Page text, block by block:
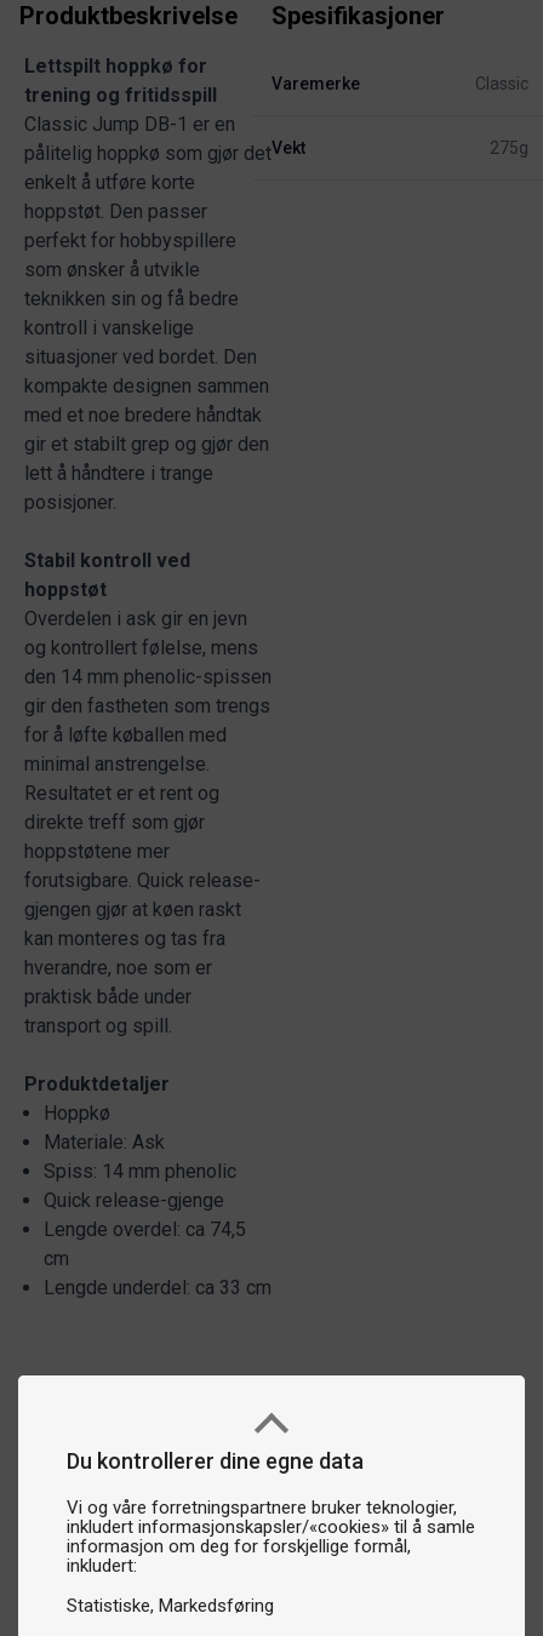
Du kontrollerer dine egne data
Vi og våre forretningspartnere bruker teknologier,
inkludert informasjonskapsler/«cookies» til å samle
informasjon om deg for forskjellige formål,
inkludert:
Statistiske Markedsføring
Produktbeskrivelse
Lettspilt hoppkø for
trening og fritidsspill
Classic Jump DB-1 er en
pålitelig hoppkø som gjør det
enkelt å utføre korte
hoppstøt. Den passer
perfekt for hobbyspillere
som ønsker å utvikle
teknikken sin og få bedre
kontroll i vanskelige
situasjoner ved bordet. Den
kompakte designen sammen
med et noe bredere håndtak
gir et stabilt grep og gjør den
lett å håndtere i trange
posisjoner.
Stabil kontroll ved
hoppstøt
Overdelen i ask gir en jevn
og kontrollert følelse, mens
den 14 mm phenolic-spissen
gir den fastheten som trengs
for å løfte køballen med
minimal anstrengelse.
Resultatet er et rent og
direkte treff som gjør
hoppstøtene mer
forutsigbare. Quick release-
gjengen gjør at køen raskt
kan monteres og tas fra
hverandre, noe som er
praktisk både under
transport og spill.
Produktdetaljer
Hoppkø
Materiale: Ask
Spiss: 14 mm phenolic
Quick release-gjenge
Lengde overdel: ca 74,5
cm
Lengde underdel: ca 33 cm
Spesifikasjoner
Varemerke Classic
Vekt 275g